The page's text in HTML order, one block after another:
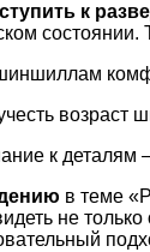
к
состоянии.
возраст
к
в теме
не